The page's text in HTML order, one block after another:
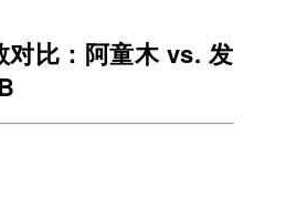
对比：阿童木 vs. 发